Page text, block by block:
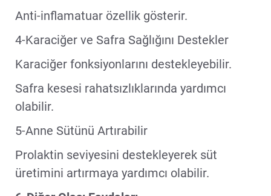
Anti-inflamatuar özellik gösterir.
4-Karaciğer ve Safra Sağlığını Destekler
Karaciğer fonksiyonlarını destekleyebilir.
Safra kesesi rahatsızlıklarında yardımcı
olabilir.
5-Anne Sütünü Artırabilir
Prolaktin seviyesini destekleyerek süt
üretimini artırmaya yardımcı olabilir.